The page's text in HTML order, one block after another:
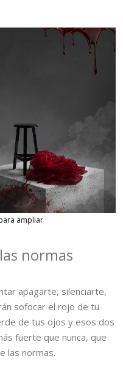
ampliar
normas
apagarte, silenciarte,
sofocar el rojo de tu
de tus ojos y esos dos
fuerte que nunca, que
las normas.